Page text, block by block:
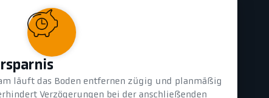
läuft das Boden entfernen zügig und planmäßig
Verzögerungen bei der anschließenden